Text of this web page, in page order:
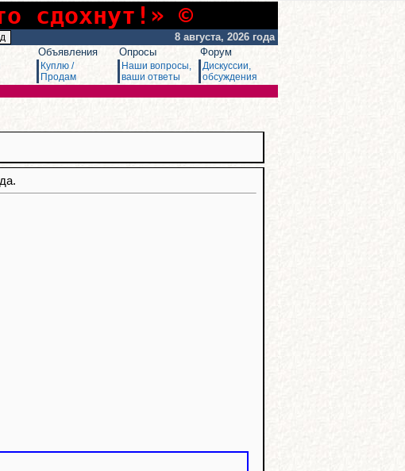
сдохнут!» ©
8 августа, 2026 года
Объявления
Куплю /
Продам
Опросы
Наши вопросы,
ваши ответы
Форум
Дискуссии,
обсуждения